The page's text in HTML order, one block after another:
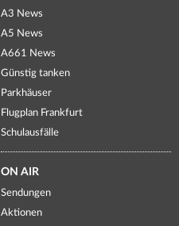
A3 News
A5 News
A661 News
Günstig tanken
Parkhäuser
Flugplan Frankfurt
Schulausfälle
ON AIR
Sendungen
Aktionen